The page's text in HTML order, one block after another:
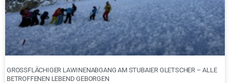
GROSSFLÄCHIGER LAWINENABGANG AM STUBAIER GLETSCHER – ALLE B
ETROFFENEN LEBEND GEBORGEN